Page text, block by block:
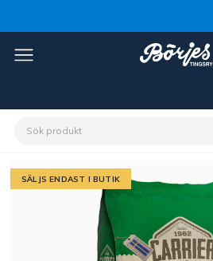
SÄLJS ENDAST I BUTIK